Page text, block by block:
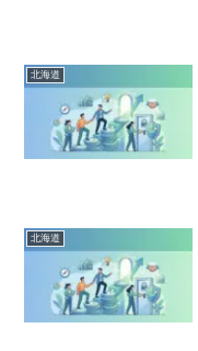
北海道
北海道